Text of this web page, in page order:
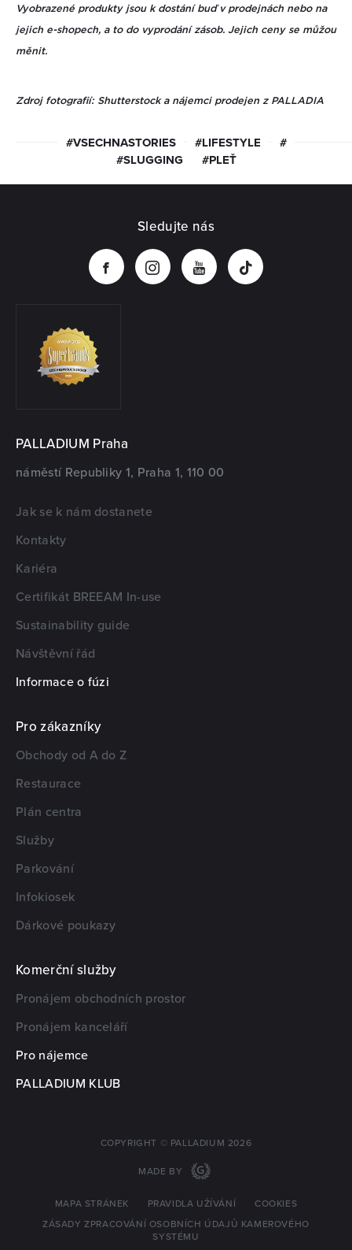
Vyobrazené produkty jsou k dostání buď v prodejnách nebo na
jejich e-shopech, a to do vyprodání zásob. Jejich ceny se můžou
měnit.
Zdroj fotografií: Shutterstock a nájemci prodejen z PALLADIA
#VSECHNASTORIES #LIFESTYLE
#
#SLUGGING
#PLEŤ
PALLADIUM Praha
náměstí Republiky 1, Praha 1, 110 00
Jak se k nám dostanete
Kontakty
Kariéra
Certifikát BREEAM In-use
Sustainability guide
Návštěvní řád
Informace o fúzi
Pro zákazníky
Obchody od A do Z
Restaurace
Plán centra
Služby
Parkování
Infokiosek
Dárkové poukazy
Komerční služby
Pronájem obchodních prostor
Pronájem kanceláří
Pro nájemce
PALLADIUM KLUB
Sledujte nás
COPYRIGHT © PALLADIUM 2026
MAPA STRÁNEK PRAVIDLA UŽÍVÁNÍ
COOKIES
ZÁSADY ZPRACOVÁNÍ OSOBNÍCH ÚDAJŮ KAMEROVÉHO
SYSTÉMU
MADE BY